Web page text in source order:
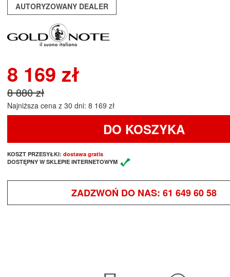
AUTORYZOWANY DEALER
8 169 zł
8 880 zł
Najniższa cena z 30 dni: 8 169 zł
DO KOSZYKA
KOSZT PRZESYŁKI: dostawa gratis
DOSTĘPNY W SKLEPIE INTERNETOWYM
ZADZWOŃ DO NAS: 61 649 60 58